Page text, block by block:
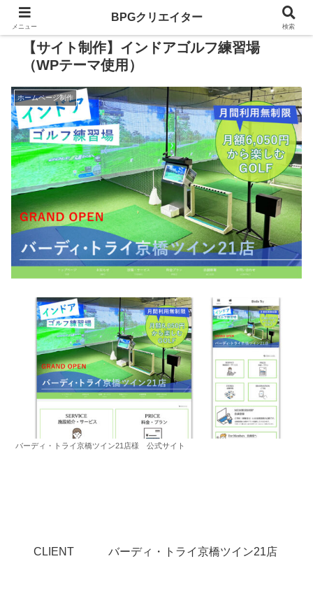
【サイト制作】インドアゴルフ練習場
（WPテーマ使用）
ホームページ制作
バーディ・トライ京橋ツイン21店様 公式サイト
CLIENT バーディ・トライ京橋ツイン21店
メニュー
BPGクリエイター
検索